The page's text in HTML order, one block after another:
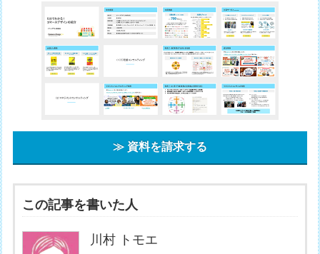
≫ 資料を請求する
この記事を書いた人
川村 トモエ